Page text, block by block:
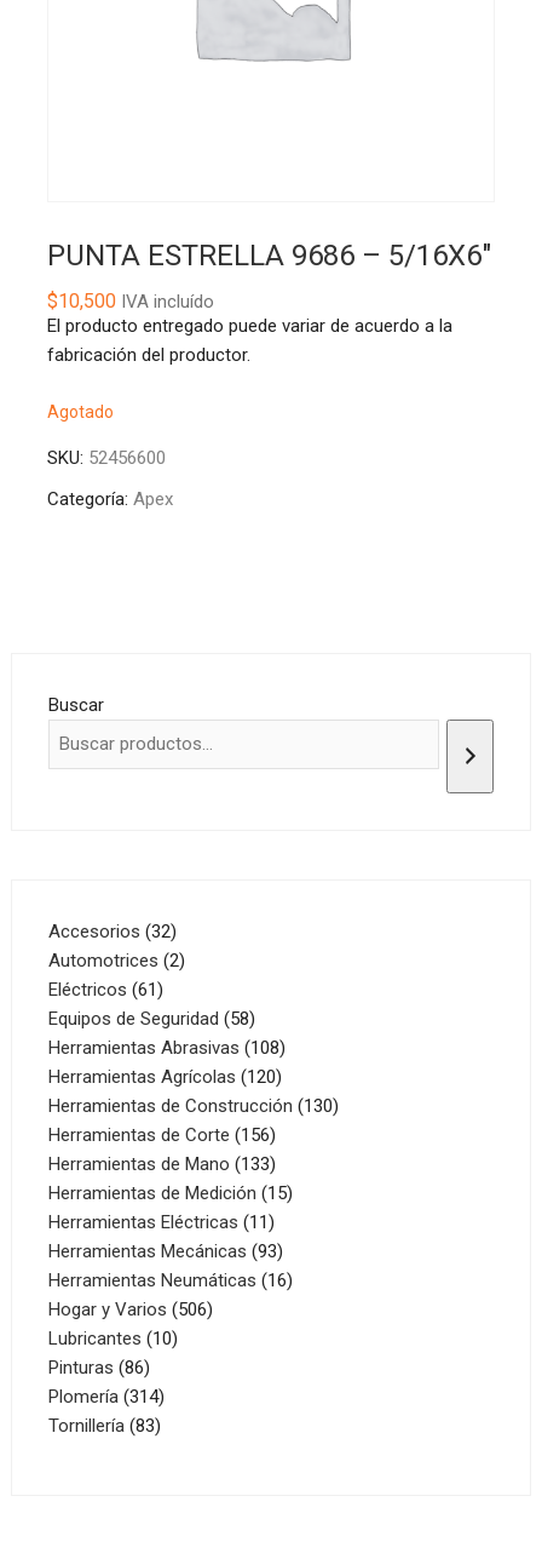
PUNTA ESTRELLA 9686 – 5/16X6″
$10,500IVA incluído
El producto entregado puede variar de acuerdo a la
fabricación del productor.
Agotado
SKU: 52456600
Categoría: Apex
Buscar
Accesorios 3232
productos
Automotrices 22
Eléctricos 6161
productos
Equipos de Seguridad 5858
productos
Herramientas Abrasivas 108108
productos
Herramientas Agrícolas 120120
productos
Herramientas de Construcción 130130
Herramientas de Corte 156156
productos
Herramientas de Mano 133133
productos
Herramientas de Medición 1515
Herramientas Eléctricas 1111
productos
Herramientas Mecánicas 9393
productos
Herramientas Neumáticas 1616
Hogar y Varios 506506
Lubricantes 1010
Pinturas 8686
productos
Plomería 314314
productos
Tornillería 8383